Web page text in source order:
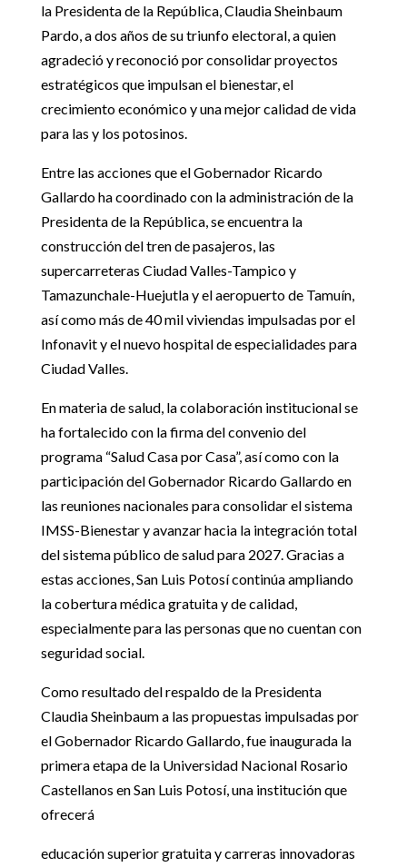
la Presidenta de la República, Claudia Sheinbaum
Pardo, a dos años de su triunfo electoral, a quien
agradeció y reconoció por consolidar proyectos
estratégicos que impulsan el bienestar, el
crecimiento económico y una mejor calidad de vida
para las y los potosinos.
Entre las acciones que el Gobernador Ricardo
Gallardo ha coordinado con la administración de la
Presidenta de la República, se encuentra la
construcción del tren de pasajeros, las
supercarreteras Ciudad Valles-Tampico y
Tamazunchale-Huejutla y el aeropuerto de Tamuín,
así como más de 40 mil viviendas impulsadas por el
Infonavit y el nuevo hospital de especialidades para
Ciudad Valles.
En materia de salud, la colaboración institucional se
ha fortalecido con la firma del convenio del
programa “Salud Casa por Casa”, así como con la
participación del Gobernador Ricardo Gallardo en
las reuniones nacionales para consolidar el sistema
IMSS-Bienestar y avanzar hacia la integración total
del sistema público de salud para 2027. Gracias a
estas acciones, San Luis Potosí continúa ampliando
la cobertura médica gratuita y de calidad,
especialmente para las personas que no cuentan con
seguridad social.
Como resultado del respaldo de la Presidenta
Claudia Sheinbaum a las propuestas impulsadas por
el Gobernador Ricardo Gallardo, fue inaugurada la
primera etapa de la Universidad Nacional Rosario
Castellanos en San Luis Potosí, una institución que
ofrecerá
educación superior gratuita y carreras innovadoras